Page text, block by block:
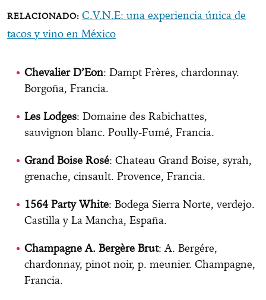
C.V.N.E: una experiencia única de
tacos y vino en México
Chevalier D’Eon: Dampt Frères, chardonnay.
Borgoña, Francia.
Les Lodges: Domaine des Rabichattes,
sauvignon blanc. Poully-Fumé, Francia.
Grand Boise Rosé: Chateau Grand Boise, syrah,
grenache, cinsault. Provence, Francia.
1564 Party White: Bodega Sierra Norte, verdejo.
Castilla y La Mancha, España.
Champagne A. Bergère Brut: A. Bergére,
chardonnay, pinot noir, p. meunier. Champagne,
Francia.